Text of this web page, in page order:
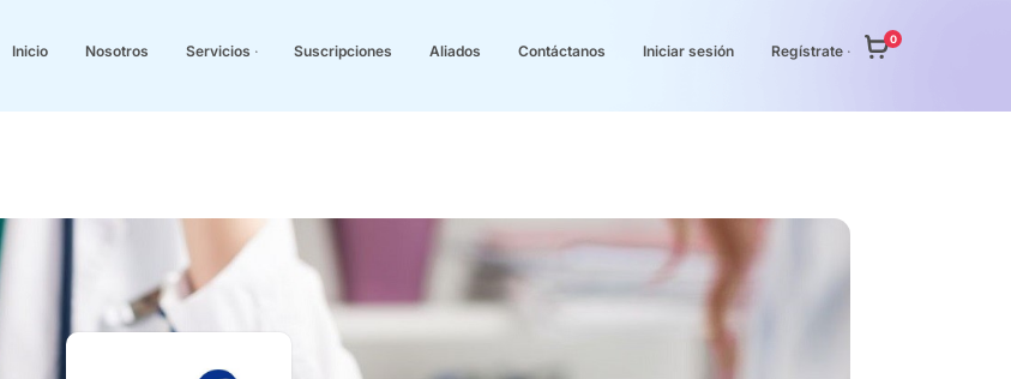
Inicio Nosotros Servicios Suscripciones Aliados Contáctanos Iniciar sesión Regístrate
0